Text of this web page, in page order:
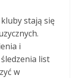
stają się
i
list
w